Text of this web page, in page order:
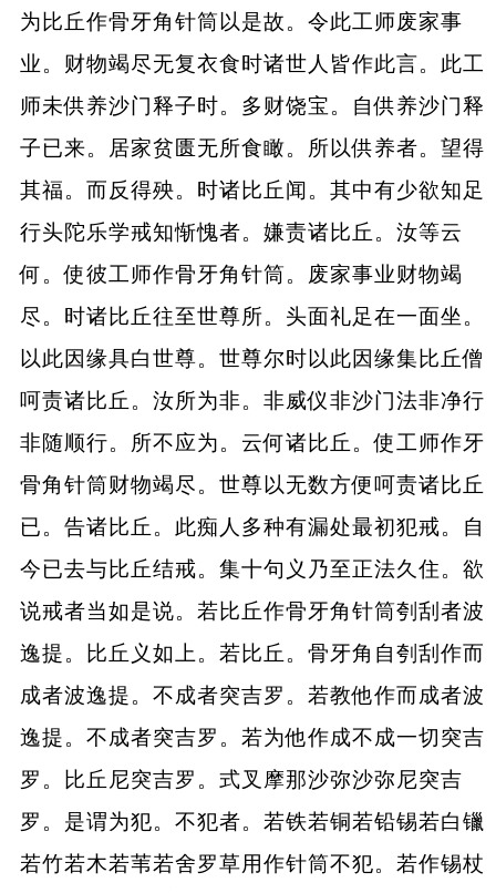
为比丘作骨牙角针筒以是故。令此工师废家事
业。财物竭尽无复衣食时诸世人皆作此言。此工
师未供养沙门释子时。多财饶宝。自供养沙门释
子已来。居家贫匮无所食瞰。所以供养者。望得
其福。而反得殃。时诸比丘闻。其中有少欲知足
行头陀乐学戒知惭愧者。嫌责诸比丘。汝等云
何。使彼工师作骨牙角针筒。废家事业财物竭
尽。时诸比丘往至世尊所。头面礼足在一面坐。
以此因缘具白世尊。世尊尔时以此因缘集比丘僧
呵责诸比丘。汝所为非。非威仪非沙门法非净行
非随顺行。所不应为。云何诸比丘。使工师作牙
骨角针筒财物竭尽。世尊以无数方便呵责诸比丘
已。告诸比丘。此痴人多种有漏处最初犯戒。自
今已去与比丘结戒。集十句义乃至正法久住。欲
说戒者当如是说。若比丘作骨牙角针筒刳刮者波
逸提。比丘义如上。若比丘。骨牙角自刳刮作而
成者波逸提。不成者突吉罗。若教他作而成者波
逸提。不成者突吉罗。若为他作成不成一切突吉
罗。比丘尼突吉罗。式叉摩那沙弥沙弥尼突吉
罗。是谓为犯。不犯者。若铁若铜若铅锡若白镴
若竹若木若苇若舍罗草用作针筒不犯。若作锡杖